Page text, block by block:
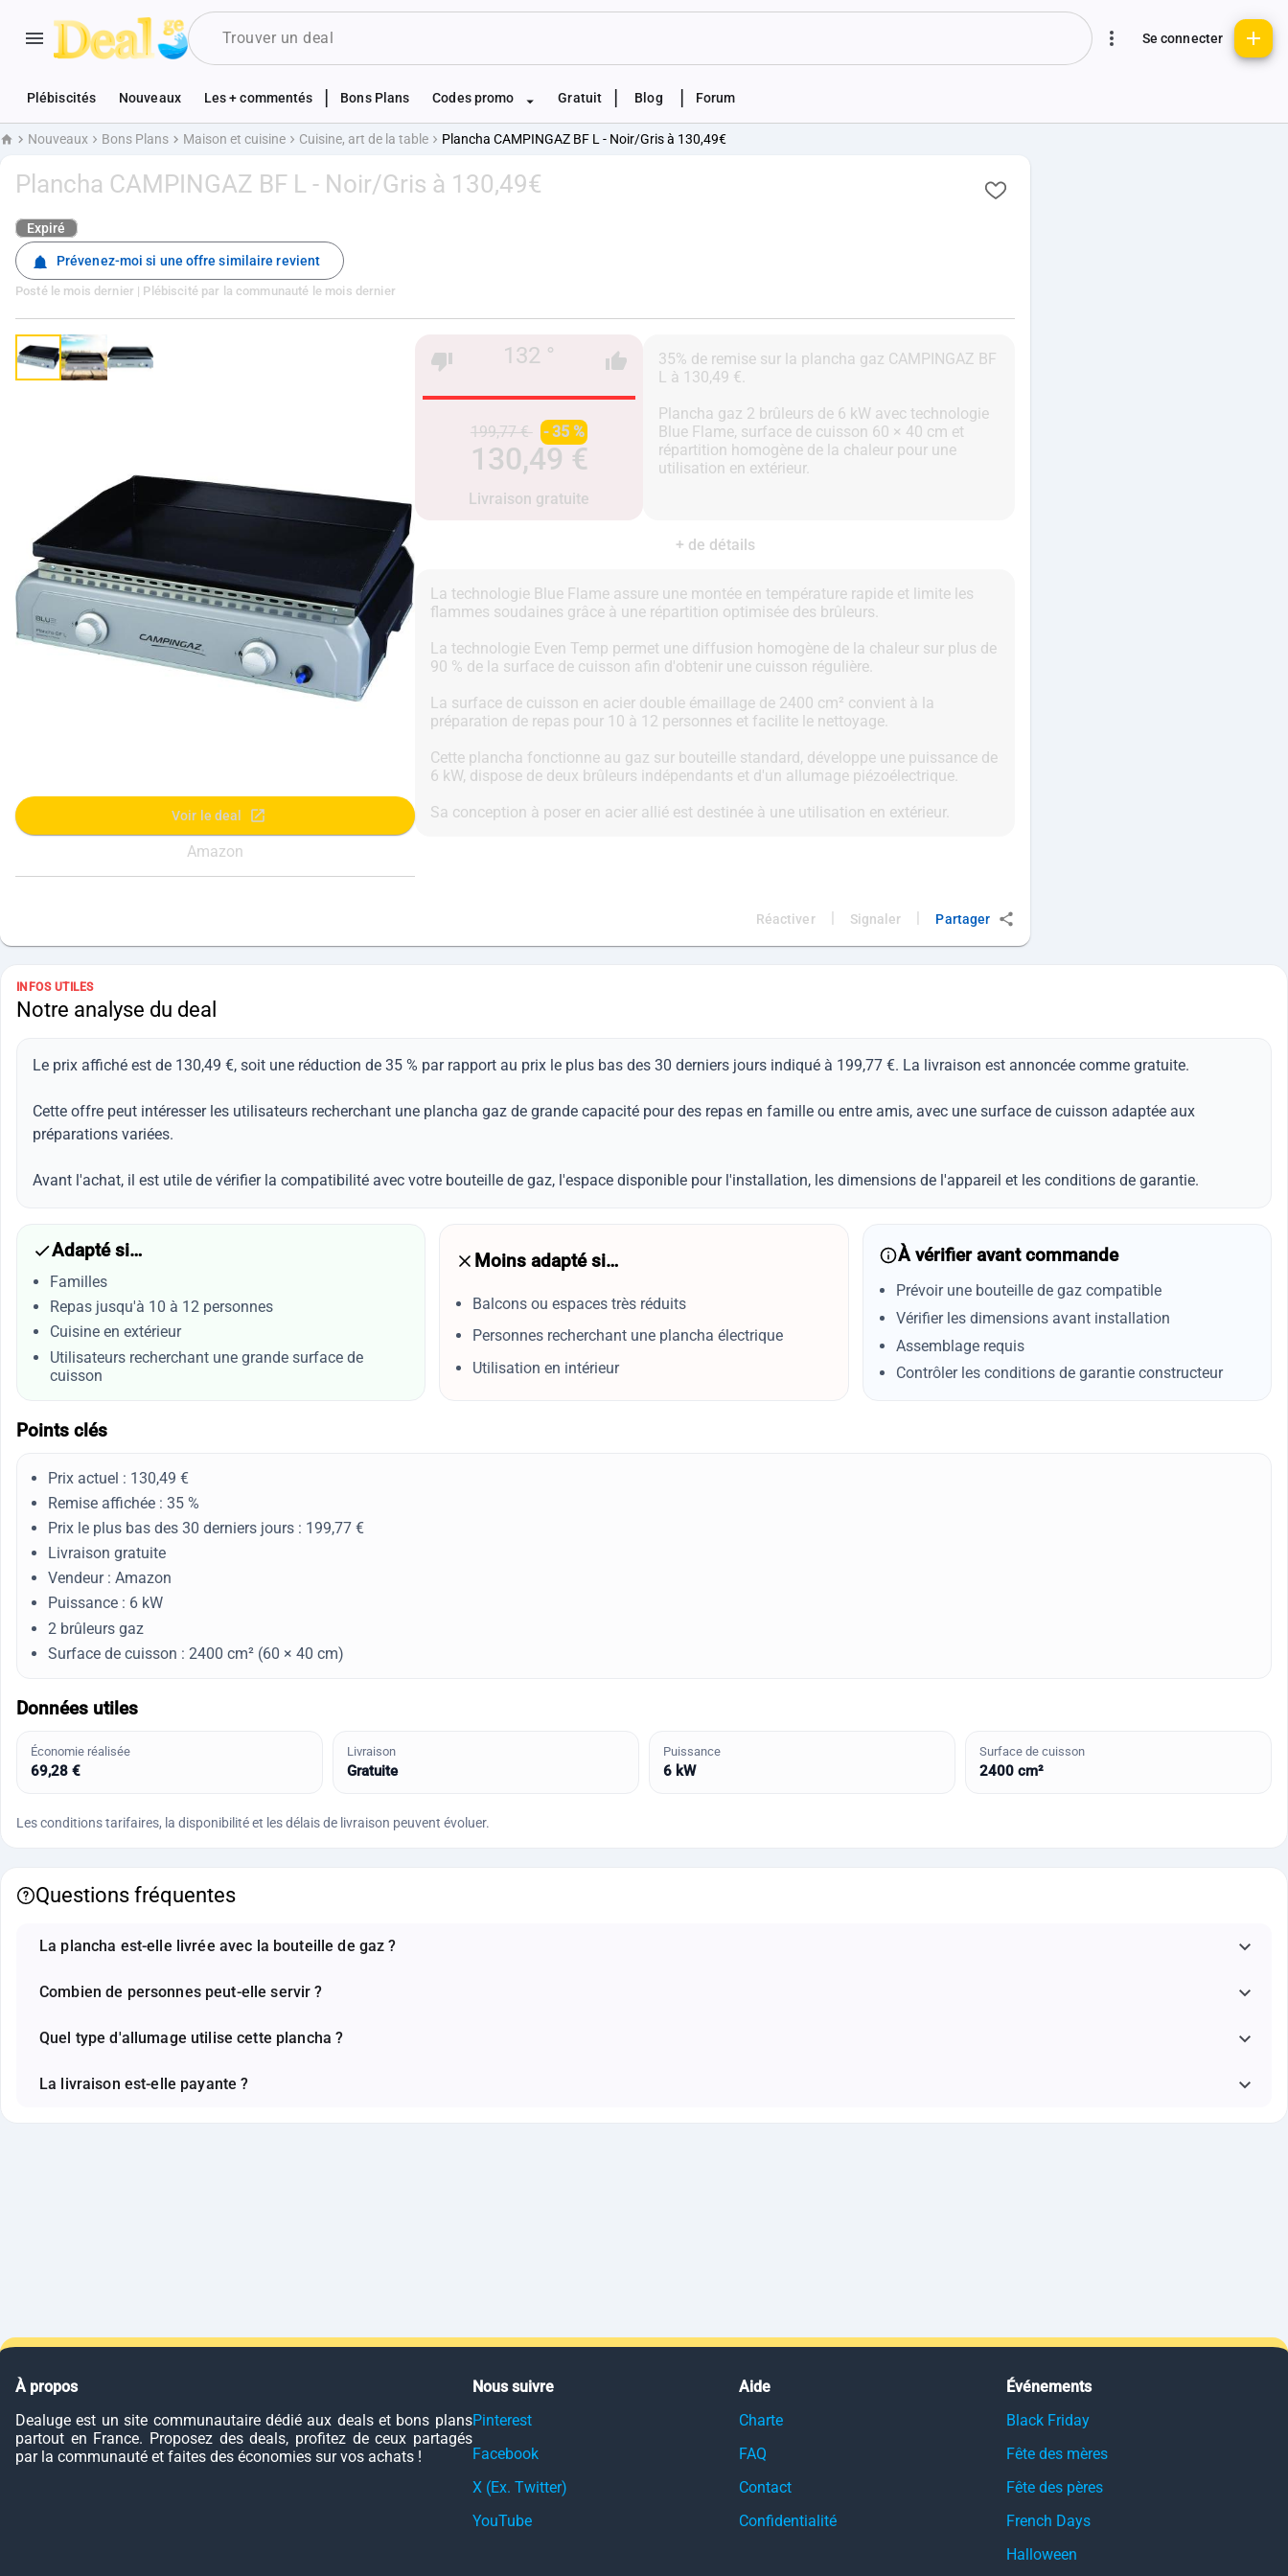
Se connecter
Plébiscités Nouveaux Les + commentés Bons Plans Codes promo Gratuit Blog Forum
AccueilNouveaux Bons Plans Maison et cuisine Cuisine, art de la table Plancha CAMPINGAZ BF L - Noir/Gris à 130,49€
Plancha CAMPINGAZ BF L - Noir/Gris à 130,49€
Expiré
Prévenez-moi si une offre similaire revient
Posté le mois dernier | Plébiscité par la communauté le mois dernier
Voir le deal
Amazon
132 °
199,77 € - 35 %
130,49 €
Livraison gratuite
35% de remise sur la plancha gaz CAMPINGAZ BF
L à 130,49 €.
Plancha gaz 2 brûleurs de 6 kW avec technologie
Blue Flame, surface de cuisson 60 × 40 cm et
répartition homogène de la chaleur pour une
+ de détails
La technologie Blue Flame assure une montée en température rapide et limite les
flammes soudaines grâce à une répartition optimisée des brûleurs.
La technologie Even Temp permet une diffusion homogène de la chaleur sur plus de
90 % de la surface de cuisson afin d'obtenir une cuisson régulière.
La surface de cuisson en acier double émaillage de 2400 cm² convient à la
préparation de repas pour 10 à 12 personnes et facilite le nettoyage.
Cette plancha fonctionne au gaz sur bouteille standard, développe une puissance de
6 kW, dispose de deux brûleurs indépendants et d'un allumage piézoélectrique.
Réactiver | Signaler | Partager
INFOS UTILES
Notre analyse du deal
Le prix affiché est de 130,49 €, soit une réduction de 35 % par rapport au prix le plus bas des 30 derniers jours indiqué à 199,77 €. La livraison est annoncée comme gratuite.
Cette offre peut intéresser les utilisateurs recherchant une plancha gaz de grande capacité pour des repas en famille ou entre amis, avec une surface de cuisson adaptée aux
préparations variées.
Avant l'achat, il est utile de vérifier la compatibilité avec votre bouteille de gaz, l'espace disponible pour l'installation, les dimensions de l'appareil et les conditions de garantie.
Adapté si…
Familles
Repas jusqu'à 10 à 12 personnes
Cuisine en extérieur
Utilisateurs recherchant une grande surface de
cuisson
Moins adapté si…
Balcons ou espaces très réduits
Personnes recherchant une plancha électrique
Utilisation en intérieur
À vérifier avant commande
Prévoir une bouteille de gaz compatible
Vérifier les dimensions avant installation
Assemblage requis
Contrôler les conditions de garantie constructeur
Points clés
Prix actuel : 130,49 €
Remise affichée : 35 %
Prix le plus bas des 30 derniers jours : 199,77 €
Livraison gratuite
Vendeur : Amazon
Puissance : 6 kW
2 brûleurs gaz
Surface de cuisson : 2400 cm² (60 × 40 cm)
Données utiles
Économie réalisée
69,28 €
Livraison
Gratuite
Puissance
6 kW
Surface de cuisson
2400 cm²
Les conditions tarifaires, la disponibilité et les délais de livraison peuvent évoluer.
Questions fréquentes
La plancha est-elle livrée avec la bouteille de gaz ?
Combien de personnes peut-elle servir ?
Quel type d'allumage utilise cette plancha ?
La livraison est-elle payante ?
À propos
Dealuge est un site communautaire dédié aux deals et bons plans
partout en France. Proposez des deals, profitez de ceux partagés
par la communauté et faites des économies sur vos achats !
Nous suivre
Pinterest
Facebook
X (Ex. Twitter)
YouTube
Aide
Charte
FAQ
Contact
Confidentialité
Événements
Black Friday
Fête des mères
Fête des pères
French Days
Halloween